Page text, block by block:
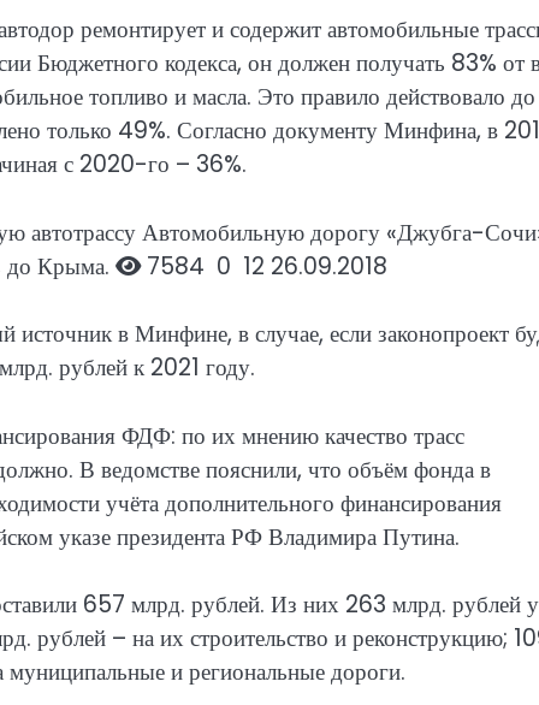
ремонтирует и содержит автомобильные
Бюджетного кодекса, он должен получать 83% от
топливо и масла. Это правило действовало до
только 49%. Согласно документу Минфина, в
с 2020-го – 36%.
автотрассуАвтомобильную дорогу «Джубга-
до Крыма.
7584 0 12 26.09.2018
в Минфине, в случае, если законопроект
рублей к 2021 году.
ФДФ: по их мнению качество трасс
В ведомстве пояснили, что объём фонда в
учёта дополнительного финансирования
указе президента РФ Владимира Путина.
657 млрд. рублей. Из них 263 млрд. рублей
рублей – на их строительство и реконструкцию;
и региональные дороги.